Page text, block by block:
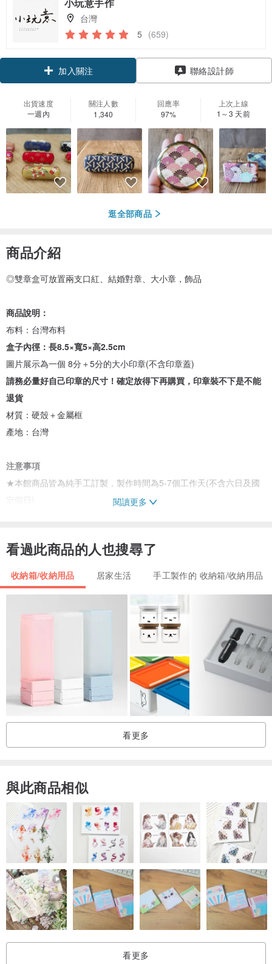
台灣
5 (659)
加入關注 聯絡設計師
出貨速度
一週內
關注人數
1,340
回應率
97%
上次上線
1～3 天前
逛全部商品
商品介紹
◎雙章盒可放置兩支口紅、結婚對章、大小章，飾品
商品說明：
布料：台灣布料
盒子內徑：長8.5×寬5×高2.5cm
圖片展示為一個 8分＋5分的大小印章(不含印章蓋)
請務必量好自己印章的尺寸！確定放得下再購買，印章裝不下是不能
退貨
材質：硬殼＋金屬框
產地：台灣
注意事項
★本館商品皆為純手工訂製，製作時間為5-7個工作天(不含六日及國
～
於正常現象，若完美主義者，請自行斟酌再購買！
★如果想當補妝的化妝盒，可在備註留言跟我說，免費幫您加裝鏡
---------------------------------------------------------------------------------
若想選自己喜歡的布料，請到客製化訂製一個屬於自己的印章盒
客製其他花色www.pinkoi.com/product/jVZkYejf
www.pinkoi.com/product/gwfXHpnh
閱讀更多
看過此商品的人也搜尋了
收納箱/收納用品 居家生活 手工製作的 收納箱/收納用品
看更多
與此商品相似
看更多